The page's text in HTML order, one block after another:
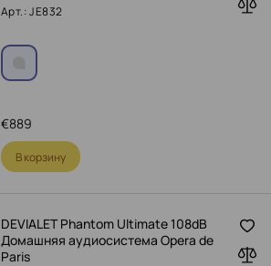
Арт.: JE832
889
€
В корзину
DEVIALET Phantom Ultimate 108dB
Домашняя аудиосистема Opera de
Paris